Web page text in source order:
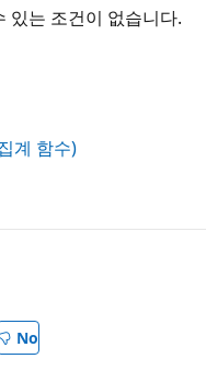
있는 조건이 없습니다.
계 함수)
No